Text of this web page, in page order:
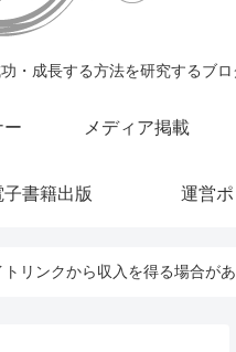
・成長する方法を研究するブロ
ー メディア掲載
子書籍出版 運営
トリンクから収入を得る場合が